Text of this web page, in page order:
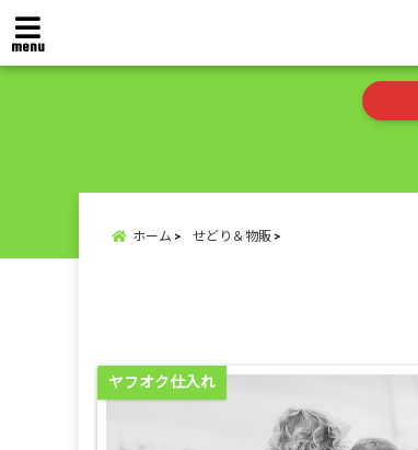
menu
ホーム せどり＆物販
ヤフオク仕入れ